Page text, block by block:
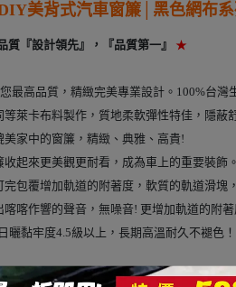
美背式汽車窗簾 │黑色網布
質『設計領先』，『品質第一』 ★
最高品質，精緻完美專業設計。100%台灣
等萊卡布料製作，質地柔軟彈性特佳，隱蔽
美家中的窗簾，精緻、典雅、高貴!
收起來更美觀更耐看，成為車上的重要裝飾
完包覆增加軌道的附著度，軟質的軌道滑塊
喀喀作響的聲音，無噪音! 更增加軌道的附
曬黏牢度4.5級以上，長期高溫耐久不褪色！
劑、雙面膠、黏扣帶、蘑菇扣等，皆使用美